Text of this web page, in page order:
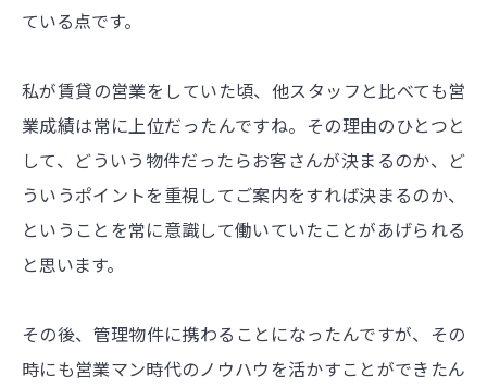
ている点です。
私が賃貸の営業をしていた頃、他スタッフと比べても営
業成績は常に上位だったんですね。その理由のひとつと
して、どういう物件だったらお客さんが決まるのか、ど
ういうポイントを重視してご案内をすれば決まるのか、
ということを常に意識して働いていたことがあげられる
と思います。
その後、管理物件に携わることになったんですが、その
時にも営業マン時代のノウハウを活かすことができたん